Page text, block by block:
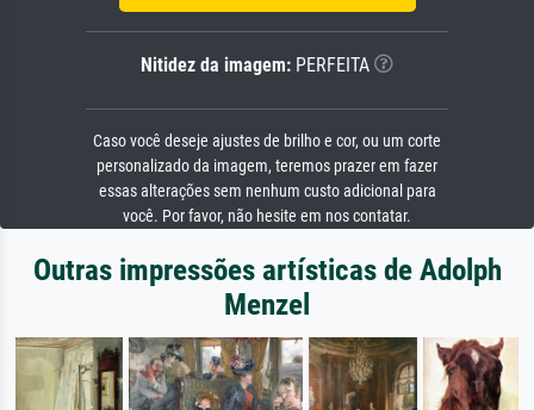
Nitidez da imagem: PERFEITA
Caso você deseje ajustes de brilho e cor, ou um corte
personalizado da imagem, teremos prazer em fazer
essas alterações sem nenhum custo adicional para
você. Por favor, não hesite em nos contatar.
Outras impressões artísticas de Adolph
Menzel